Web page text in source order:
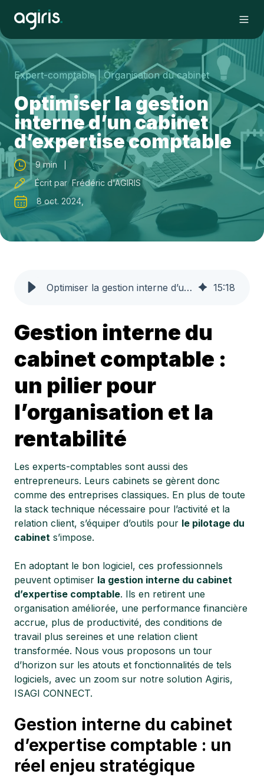
Expert-comptable | Organisation du cabinet
Optimiser la gestion
interne d’un cabinet
d’expertise comptable
9 min
Écrit par Frédéric d'AGIRIS
8 oct. 2024,
Optimiser la gestion interne d’un cabinet d’expertise comptable 15:18
Gestion interne du
cabinet comptable :
un pilier pour
l’organisation et la
rentabilité
Les experts-comptables sont aussi des
entrepreneurs. Leurs cabinets se gèrent donc
comme des entreprises classiques. En plus de toute
la stack technique nécessaire pour l’activité et la
relation client, s’équiper d’outils pour le pilotage du
cabinet s’impose.
En adoptant le bon logiciel, ces professionnels
peuvent optimiser la gestion interne du cabinet
d’expertise comptable. Ils en retirent une
organisation améliorée, une performance financière
accrue, plus de productivité, des conditions de
travail plus sereines et une relation client
transformée. Nous vous proposons un tour
d’horizon sur les atouts et fonctionnalités de tels
logiciels, avec un zoom sur notre solution Agiris,
ISAGI CONNECT.
Gestion interne du cabinet
d’expertise comptable : un
réel enjeu stratégique